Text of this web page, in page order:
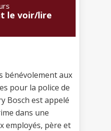
le voir/lire
bénévolement aux
pour la police de
Bosch est appelé
dans une
employés, père et